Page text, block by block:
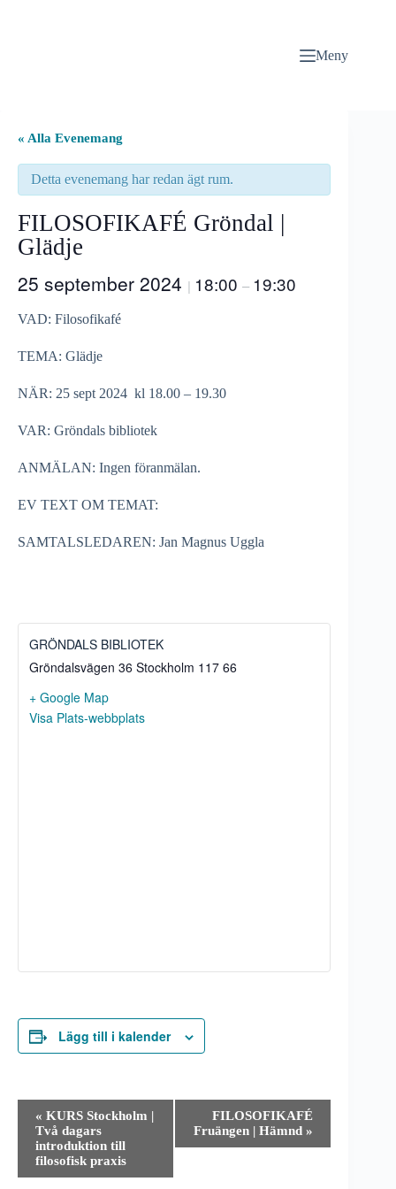
Meny
« Alla Evenemang
Detta evenemang har redan ägt rum.
FILOSOFIKAFÉ Gröndal |
Glädje
25 september 2024 | 18:00 – 19:30
VAD: Filosofikafé
TEMA: Glädje
NÄR: 25 sept 2024 kl 18.00 – 19.30
VAR: Gröndals bibliotek
ANMÄLAN: Ingen föranmälan.
EV TEXT OM TEMAT:
SAMTALSLEDAREN: Jan Magnus Uggla
GRÖNDALS BIBLIOTEK
Gröndalsvägen 36 Stockholm 117 66
+ Google Map
Visa Plats-webbplats
Lägg till i kalender
« KURS Stockholm |
Två dagars
introduktion till
filosofisk praxis
FILOSOFIKAFÉ
Fruängen | Hämnd»